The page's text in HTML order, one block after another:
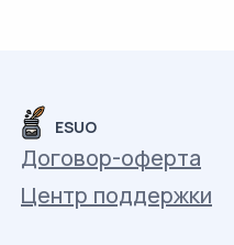
ESUO
Договор-оферта
Центр поддержки